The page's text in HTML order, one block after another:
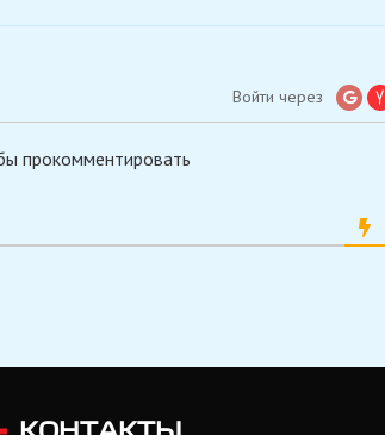
Войти через
прокомментировать